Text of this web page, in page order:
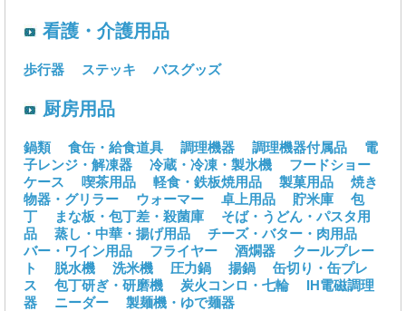
看護・介護用品
歩行器 ステッキ バスグッズ
厨房用品
鍋類 食缶・給食道具 調理機器 調理機器付属品
電
子レンジ・解凍器
冷蔵・冷凍・製氷機
フードショー
ケース
喫茶用品 軽食・鉄板焼用品 製菓用品
焼き
物器・グリラー
ウォーマー 卓上用品 貯米庫
包
丁
まな板・包丁差・殺菌庫
そば・うどん・パスタ用
品
蒸し・中華・揚げ用品
チーズ・バター・肉用品
バー・ワイン用品
フライヤー 酒燗器
クールプレー
ト
脱水機 洗米機 圧力鍋 揚鍋
缶切り・缶プレ
ス
包丁研ぎ・研磨機 炭火コンロ・七輪
IH電磁調理
器
ニーダー 製麺機・ゆで麺器